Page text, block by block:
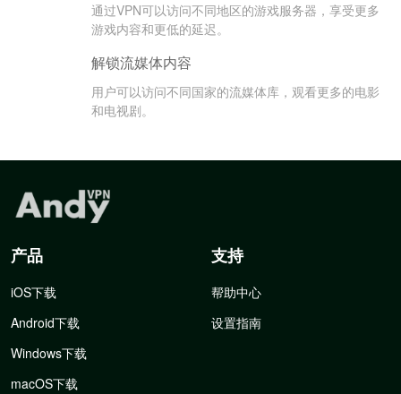
通过VPN可以访问不同地区的游戏服务器，享受更多
游戏内容和更低的延迟。
解锁流媒体内容
用户可以访问不同国家的流媒体库，观看更多的电影
和电视剧。
产品
iOS下载
Android下载
Windows下载
macOS下载
支持
帮助中心
设置指南